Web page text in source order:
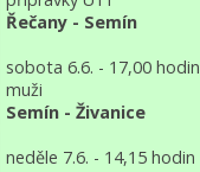
Řečany - Semín
sobota 6.6. - 17,00 hodin
muži
Semín - Živanice
neděle 7.6. - 14,15 hodin